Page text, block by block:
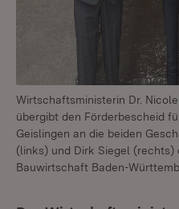
Wirtschaftsministerin Dr.
übergibt den Förderbescheid
Geislingen an die beiden
(links) und Dirk Siegel (rechts)
Bauwirtschaft Baden-